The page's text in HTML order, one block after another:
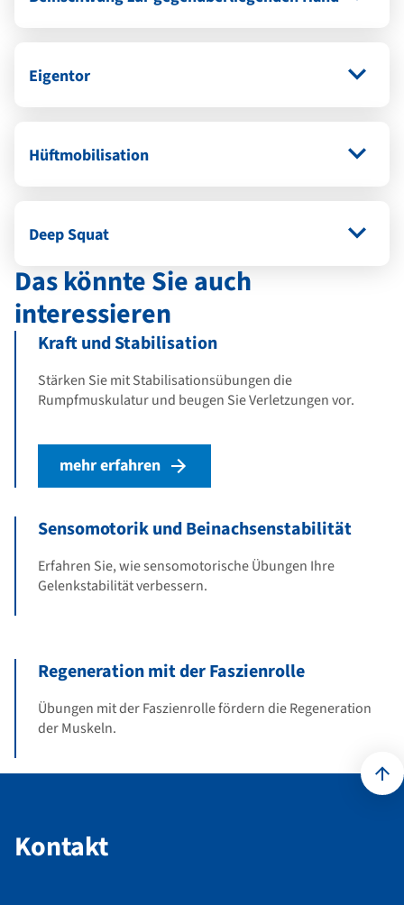
Eigentor
Hüftmobilisation
Deep Squat
Das könnte Sie auch
interessieren
Kraft und Stabilisation
Stärken Sie mit Stabilisationsübungen die
Rumpfmuskulatur und beugen Sie Verletzungen vor.
mehr erfahren
Sensomotorik und Beinachsenstabilität
Erfahren Sie, wie sensomotorische Übungen Ihre
Gelenkstabilität verbessern.
Regeneration mit der Faszienrolle
Übungen mit der Faszienrolle fördern die Regeneration
der Muskeln.
Kontakt